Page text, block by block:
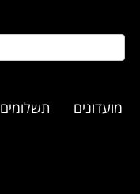
מועדונים תשלומים